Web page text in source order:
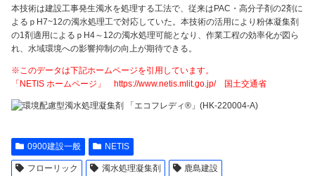
本技術は建設工事発生濁水を処理する工法で、従来はPAC・高分子剤の2剤に
よるｐH7~12の濁水処理工で対応していた。本技術の活用により粉体凝集剤
の1剤適用によるｐH4～12の濁水処理可能となり、作業工程の効率化が図ら
れ、水域環境への影響抑制の向上が期待できる。
※このデータは下記ホームページを引用しています。
「NETIS ホームページ」 https://www.netis.mlit.go.jp/ 国土交通省
0900建設一般 NETIS
フローリック 濁水処理凝集剤 鹿島建設